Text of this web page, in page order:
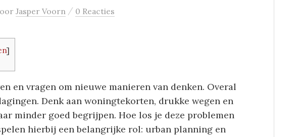
Jasper Voorn / 0 Reacties
]
en vragen om nieuwe manieren van denken. Overal
Denk aan woningtekorten, drukke wegen en
minder goed begrijpen. Hoe los je deze problemen
hierbij een belangrijke rol: urban planning en